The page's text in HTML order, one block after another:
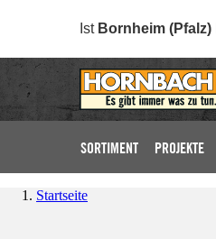
Ist Bornheim (Pfalz)
SORTIMENT PROJEKTE
Startseite